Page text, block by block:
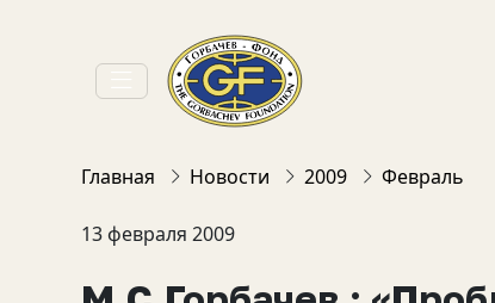
Главная Новости 2009 Февраль
13 февраля 2009